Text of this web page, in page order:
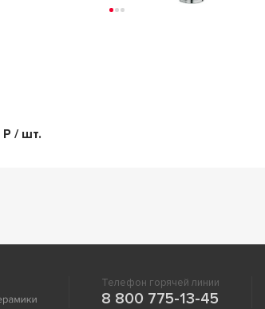
Р / шт.
Телефон горячей линии
8 800 775-13-45